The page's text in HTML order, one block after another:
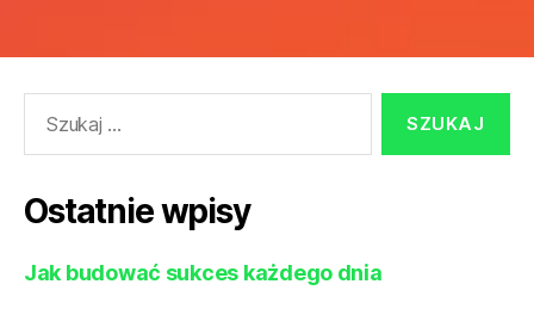
Ostatnie wpisy
Jak budować sukces każdego dnia